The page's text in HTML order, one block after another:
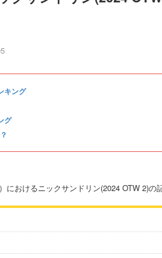
キング
グ
おけるニックサンドリン(2024 OTW 2)の